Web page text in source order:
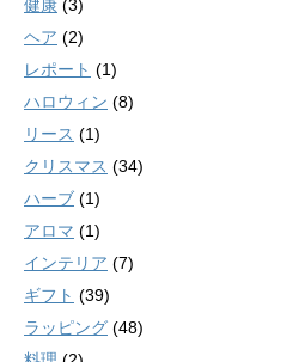
健康 (3)
ヘア (2)
レポート (1)
ハロウィン (8)
リース (1)
クリスマス (34)
ハーブ (1)
アロマ (1)
インテリア (7)
ギフト (39)
ラッピング (48)